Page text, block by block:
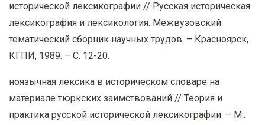
исторической лексикографии // Русская историческая
лексикография и лексикология. Межвузовский
тематический сборник научных трудов. – Красноярск,
КГПИ, 1989. – С. 12-20.
ноязычная лексика в историческом словаре на
материале тюркских заимствований // Теория и
практика русской исторической лексикографии. – М.: